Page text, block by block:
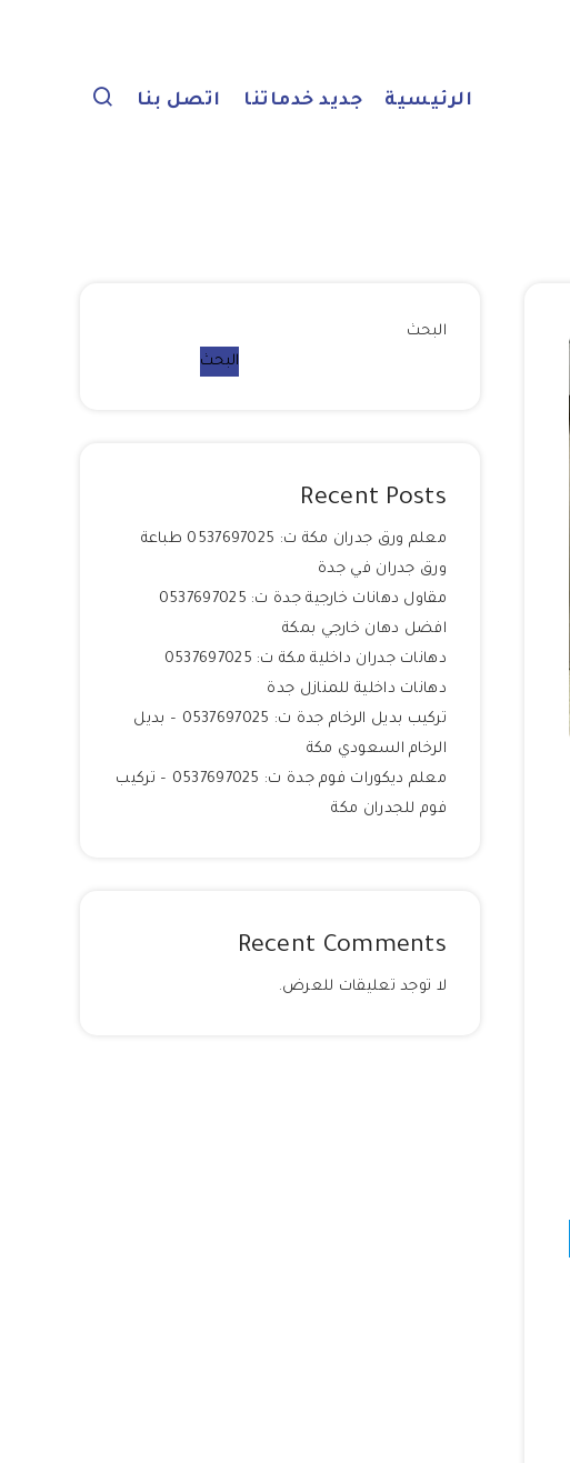
الرئيسية جديد خدماتنا اتصل بنا
البحث
البحث
Recent Posts
معلم ورق جدران مكة ت: 0537697025 طباعة
ورق جدران في جدة
مقاول دهانات خارجية جدة ت: 0537697025
افضل دهان خارجي بمكة
دهانات جدران داخلية مكة ت: 0537697025
دهانات داخلية للمنازل جدة
تركيب بديل الرخام جدة ت: 0537697025 – بديل
الرخام السعودي مكة
معلم ديكورات فوم جدة ت: 0537697025 – تركيب
فوم للجدران مكة
Recent Comments
لا توجد تعليقات للعرض.